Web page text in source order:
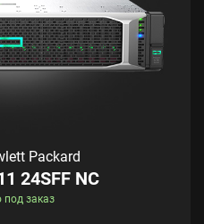
Packard
24SFF NC
под заказ